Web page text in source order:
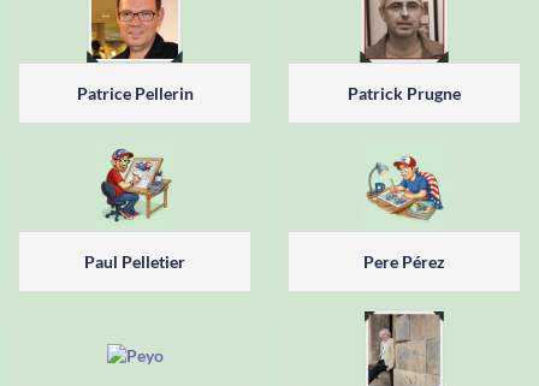
Patrice Pellerin Patrick Prugne
Paul Pelletier Pere Pérez